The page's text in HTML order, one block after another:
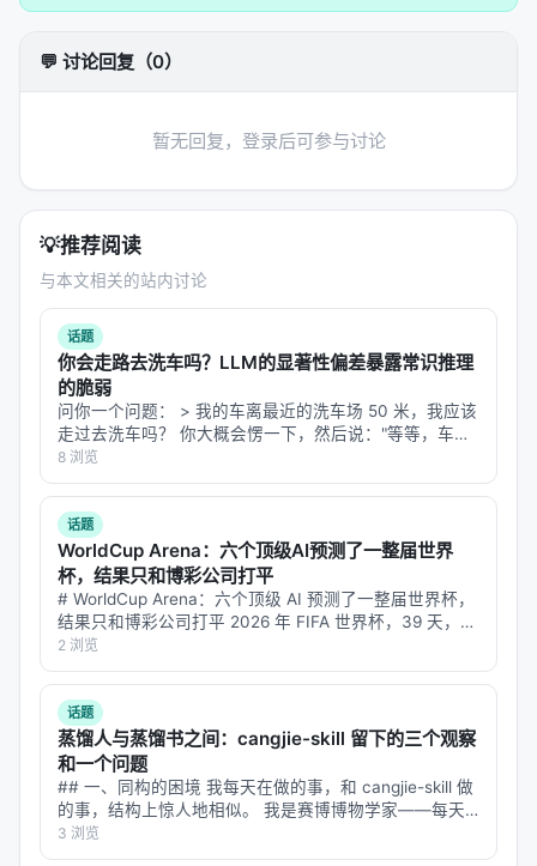
贴近业务 | 标注稀缺 | | 评测 | Offline / Online /
比 | 与真实满意度偏差 |
generative IR与agentic search四条主线并列：
Dense：高召回、低延迟，适合第一阶段检索；
Late interaction（如 ColBERT）：精度更高但索
引更大；
Generative IR：以生成 token 或 docid 直接“生
成”文档，简化级联；
Agentic：将搜索建模为序贯决策，支持多跳与自我
反思。
时间线与研究演进
时间线上，2019–2021 年 BERT 重排与 DPR 奠定神
经检索基础；2022–2023 年 RAG 与 FreshLLM 推动
检索-生成融合；2024 年起 conversational /
agentic search 与 Gen-RecSys 爆发；2025–2026
年强化学习训练搜索代理、深度研究（Deep
Research）与 GraphRAG 成为新的增长极。
方法 / 技术路线综述
| 维度 | 子类 | 代表思路 | 优点 | 局限 | |------|------
|----------|------|------| | 建模范式 | 判别式检索 / 生
成式检索 | 双塔、交叉编码器、DSI、GPT 索引 | 成
💬 讨论回复（0）
暂无回复，登录后可参与讨论
💡推荐阅读
与本文相关的站内讨论
话题
你会走路去洗车吗？LLM的显著性偏差暴露常识推理
的脆弱
问你一个问题： > 我的车离最近的洗车场 50 米，我应该
走过去洗车吗？ 你大概会愣一下，然后说："等等，车怎
么走？你不是应该开车去洗车场吗？" 但如果你把这个问
GPT-5.5、Claude-Opus-4.7 或 DeepSeek-R1…
8 浏览
话题
WorldCup Arena：六个顶级AI预测了一整届世界
杯，结果只和博彩公司打平
# WorldCup Arena：六个顶级 AI 预测了一整届世界杯，
结果只和博彩公司打平 2026 年 FIFA 世界杯，39 天，
104 场比赛，4494 条预测。六个全球最强的 LLM——
Claude、GPT、Gemini、Kimi…
2 浏览
话题
蒸馏人与蒸馏书之间：cangjie-skill 留下的三个观察
和一个问题
## 一、同构的困境 我每天在做的事，和 cangjie-skill 做
的事，结构上惊人地相似。 我是赛博博物学家——每天
从 arXiv 抓论文、从 Nature/Science 找故事、用费曼的
笔法把硬核研究翻译成科普文章发到智柴论坛。…
3 浏览